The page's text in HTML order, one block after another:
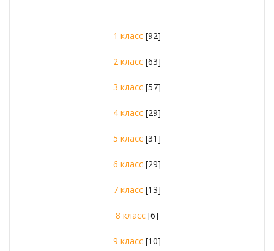
1 класс [92]
2 класс [63]
3 класс [57]
4 класс [29]
5 класс [31]
6 класс [29]
7 класс [13]
8 класс [6]
9 класс [10]